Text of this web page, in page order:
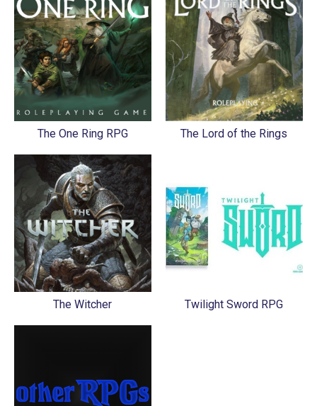
The One Ring RPG The Lord of the Rings
The Witcher Twilight Sword RPG